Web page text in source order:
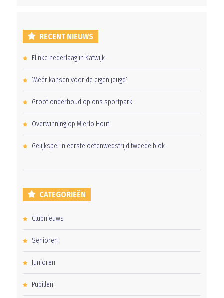
RECENT NIEUWS
Flinke nederlaag in Katwijk
‘Méér kansen voor de eigen jeugd’
Groot onderhoud op ons sportpark
Overwinning op Mierlo Hout
Gelijkspel in eerste oefenwedstrijd tweede blok
CATEGORIEËN
Clubnieuws
Senioren
Junioren
Pupillen